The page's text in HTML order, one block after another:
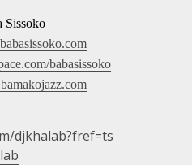
Sissoko
babasissoko
djkhalab?fref=ts